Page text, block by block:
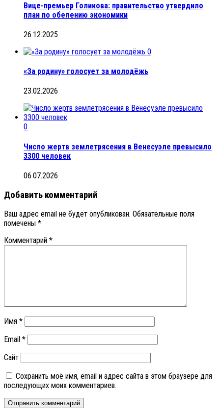
Вице-премьер Голикова: правительство утвердило
план по обелению экономики
26.12.2025
0
«За родину» голосует за молодёжь
23.02.2026
0
Число жертв землетрясения в Венесуэле превысило
3300 человек
06.07.2026
Добавить комментарий
Ваш адрес email не будет опубликован. Обязательные поля
помечены *
Комментарий *
Имя *
Email *
Сайт
Сохранить моё имя, email и адрес сайта в этом браузере для
последующих моих комментариев.